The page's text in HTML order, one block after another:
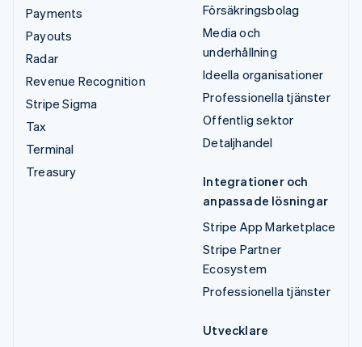
Payments
Payouts
Radar
Revenue Recognition
Stripe Sigma
Tax
Terminal
Treasury
Försäkringsbolag
Media och
underhållning
Ideella organisationer
Professionella tjänster
Offentlig sektor
Detaljhandel
Integrationer och
anpassade lösningar
Stripe App Marketplace
Stripe Partner
Ecosystem
Professionella tjänster
Utvecklare